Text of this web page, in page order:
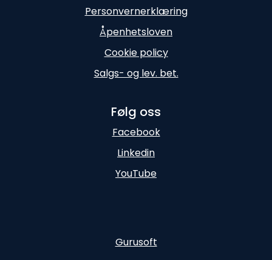
Personvernerklæring
Åpenhetsloven
Cookie policy
Salgs- og lev. bet.
Følg oss
Facebook
Linkedin
YouTube
Gurusoft